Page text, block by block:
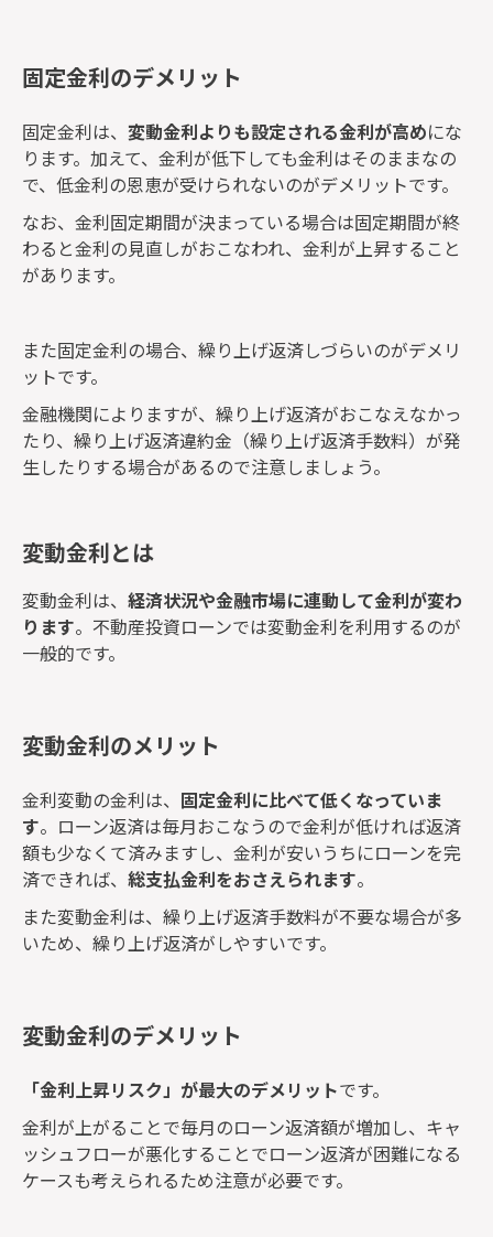
固定金利のデメリット
固定金利は、 変動金利よりも設定される金利が高めにな
ります。加えて、金利が低下しても金利はそのままなの
で、低金利の恩恵が受けられないのがデメリットです。
なお、金利固定期間が決まっている場合は固定期間が終
わると金利の見直しがおこなわれ、金利が上昇すること
があります。
また固定金利の場合、繰り上げ返済しづらいのがデメリ
ットです。
金融機関によりますが、繰り上げ返済がおこなえなかっ
たり、繰り上げ返済違約金（繰り上げ返済手数料）が発
生したりする場合があるので注意しましょう。
変動金利とは
変動金利は、 経済状況や金融市場に連動して金利が変わ
ります。不動産投資ローンでは変動金利を利用するのが
一般的です。
変動金利のメリット
金利変動の金利は、 固定金利に比べて低くなっていま
す。ローン返済は毎月おこなうので金利が低ければ返済
額も少なくて済みますし、金利が安いうちにローンを完
済できれば、 総支払金利をおさえられます。
また変動金利は、繰り上げ返済手数料が不要な場合が多
いため、繰り上げ返済がしやすいです。
変動金利のデメリット
「金利上昇リスク」が最大のデメリットです。
金利が上がることで毎月のローン返済額が増加し、キャ
ッシュフローが悪化することでローン返済が困難になる
ケースも考えられるため注意が必要です。